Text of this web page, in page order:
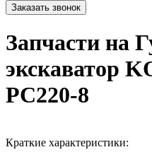
Запчасти на
экскаватор
PC220-8
Краткие характеристики: